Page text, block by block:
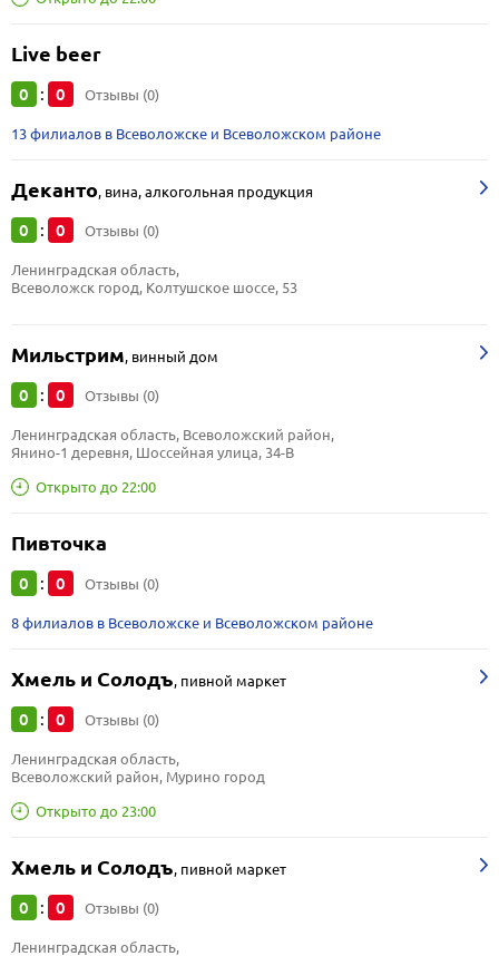
Live beer
0 : 0 Отзывы (0)
13 филиалов в Всеволожске и Всеволожском районе
Деканто, вина, алкогольная продукция
0 : 0 Отзывы (0)
Ленинградская область,
Всеволожск город, Колтушское шоссе, 53
Мильстрим, винный дом
0 : 0 Отзывы (0)
Открыто до 22:00
Ленинградская область, Всеволожский район,
Янино-1 деревня, Шоссейная улица, 34-В
Пивточка
0 : 0 Отзывы (0)
8 филиалов в Всеволожске и Всеволожском районе
Хмель и Солодъ, пивной маркет
0 : 0 Отзывы (0)
Открыто до 23:00
Ленинградская область,
Всеволожский район, Мурино город
Хмель и Солодъ, пивной маркет
0 : 0 Отзывы (0)
Ленинградская область,